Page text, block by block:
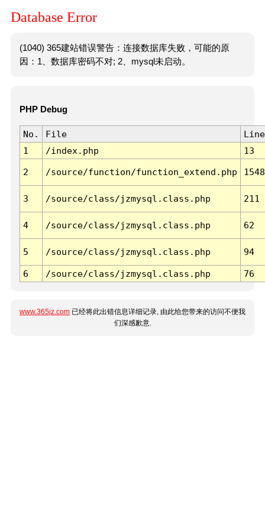
Database Error
(1040) 365建站错误警告：连接数据库失败，可能的原
因：1、数据库密码不对; 2、mysql未启动。
PHP Debug
No. File
Line
1
/index.php 13
2 /source/function/function_extend.php 1548
3 /source/class/jzmysql.class.php 211
4 /source/class/jzmysql.class.php 62
5 /source/class/jzmysql.class.php 94
6 /source/class/jzmysql.class.php 76
www.365jz.com 已经将此出错信息详细记录, 由此给您带来的访问不便我
们深感歉意.